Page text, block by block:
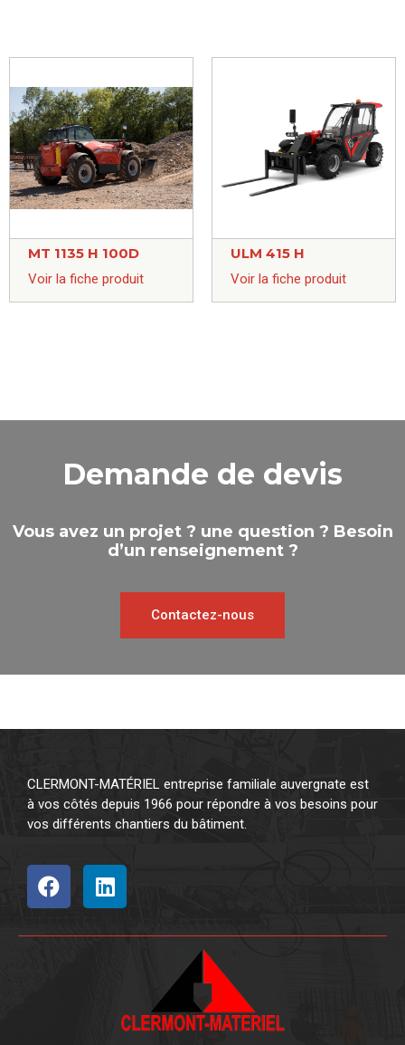
MT 1135 H 100D
Voir la fiche produit
ULM 415 H
Voir la fiche produit
Demande de devis
Vous avez un projet ? une question ? Besoin
d’un renseignement ?
Contactez-nous
CLERMONT-MATÉRIEL entreprise familiale auvergnate est
à vos côtés depuis 1966 pour répondre à vos besoins pour
vos différents chantiers du bâtiment.